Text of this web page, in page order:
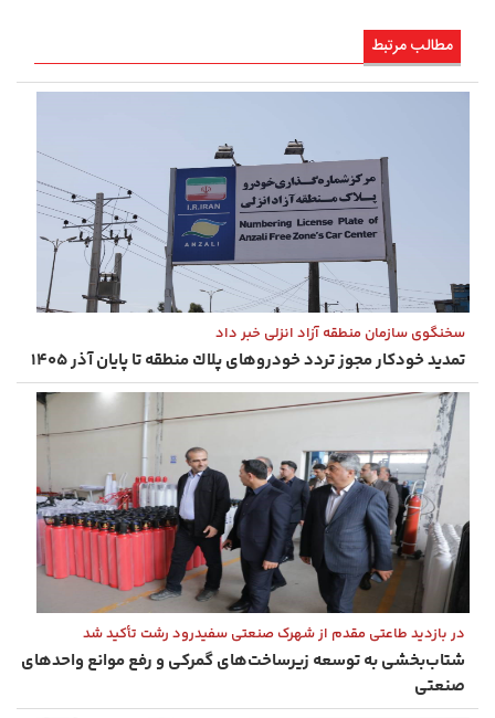
مطالب مرتبط
سخنگوی سازمان منطقه آزاد انزلی خبر داد
تمدید خودكار مجوز تردد خودروهای پلاك منطقه تا پایان آذر ۱۴۰۵
در بازدید طاعتی مقدم از شهرک صنعتی سفیدرود رشت تأکید شد
شتاب‌بخشی به توسعه زیرساخت‌های گمركی و رفع موانع واحدهای
صنعتی